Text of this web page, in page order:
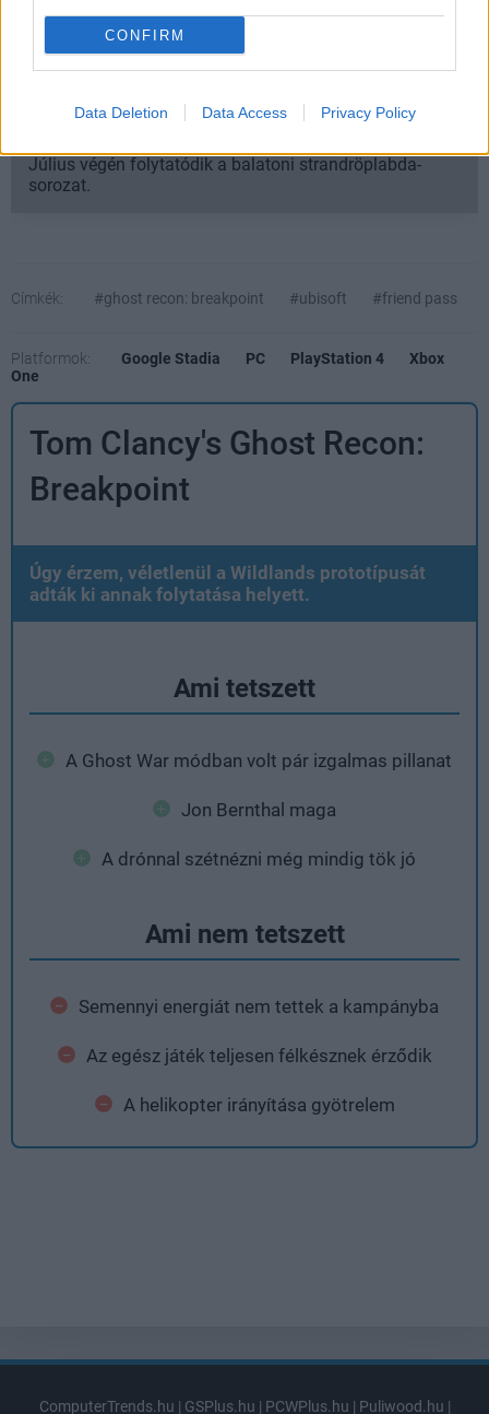
CONFIRM
Data Deletion Data Access Privacy Policy
SMASH by Meló-Diák: Homok, zene és a nyár legjobb
Július végén folytatódik a balatoni strandröplabda-
sorozat.
Címkék: #ghost recon: breakpoint #ubisoft #friend pass
Platformok: Google Stadia PC PlayStation 4
Xbox
One
Tom Clancy's Ghost Recon:
Breakpoint
Úgy érzem, véletlenül a Wildlands prototípusát
adták ki annak folytatása helyett.
Ami tetszett
A Ghost War módban volt pár izgalmas pillanat
Jon Bernthal maga
A drónnal szétnézni még mindig tök jó
Ami nem tetszett
Semennyi energiát nem tettek a kampányba
Az egész játék teljesen félkésznek érződik
A helikopter irányítása gyötrelem
ComputerTrends.hu | GSPlus.hu | PCWPlus.hu | Puliwood.hu |